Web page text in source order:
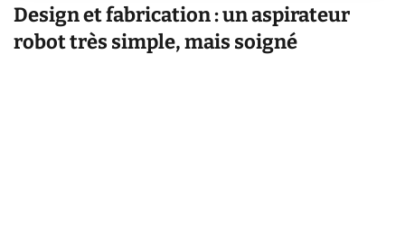
Design et fabrication : un aspirateur
robot très simple, mais soigné